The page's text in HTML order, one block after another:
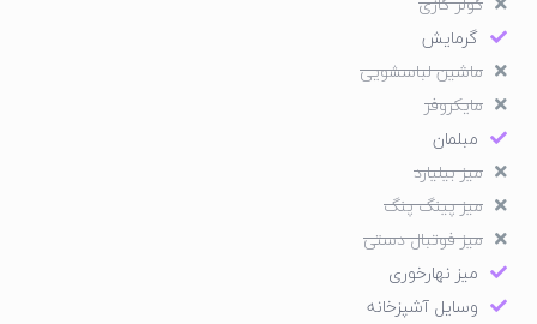
گرمایش
ماشین لباسشویی
مایکروفر
مبلمان
میز بیلیارد
میز پینگ پنگ
میز فوتبال دستی
میز نهارخوری
وسایل آشپزخانه